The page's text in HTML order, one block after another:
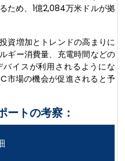
ため、1億2,084万米ドルが拠
資増加とトレンドの高まりに
ギー消費量、充電時間などの
イスが利用されるようにな
市場の機会が促進されると予
ートの考察：